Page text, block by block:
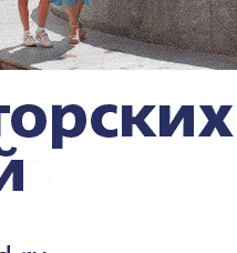
— читайтев разделе